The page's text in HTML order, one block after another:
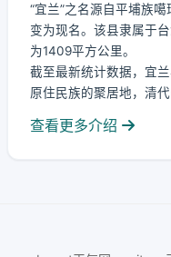
“宜兰”之名源自平埔族
变为现名。该县隶属于
为1409平方公里。
截至最新统计数据，宜
原住民族的聚居地，清
查看更多介绍